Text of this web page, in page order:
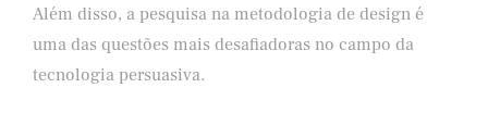
Além disso, a pesquisa na metodologia de design é
uma das questões mais desaﬁadoras no campo da
tecnologia persuasiva.